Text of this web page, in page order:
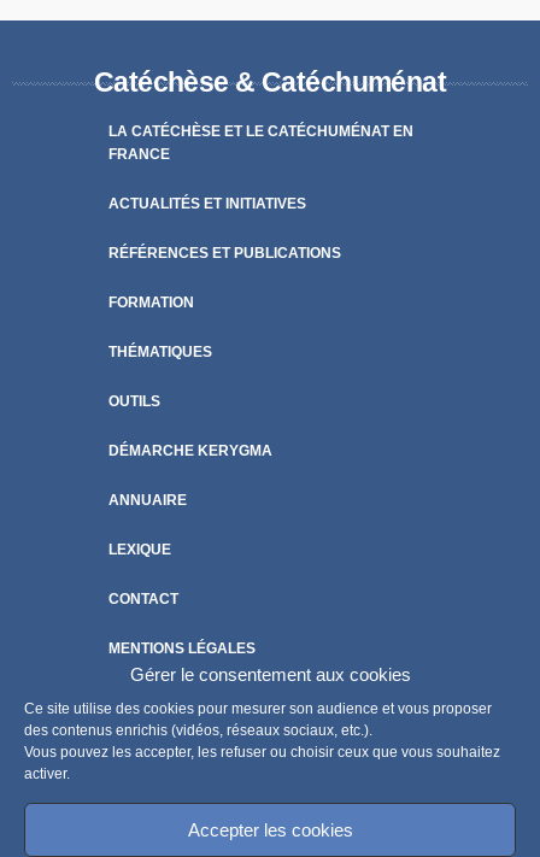
Gérer le consentement aux cookies
Ce site utilise des cookies pour mesurer son audience et vous proposer
des contenus enrichis (vidéos, réseaux sociaux, etc.).
Vous pouvez les accepter, les refuser ou choisir ceux que vous souhaitez
activer.
Accepter les cookies
Catéchèse & Catéchuménat
LA CATÉCHÈSE ET LE CATÉCHUMÉNAT EN
FRANCE
ACTUALITÉS ET INITIATIVES
RÉFÉRENCES ET PUBLICATIONS
FORMATION
THÉMATIQUES
OUTILS
DÉMARCHE KERYGMA
ANNUAIRE
LEXIQUE
CONTACT
MENTIONS LÉGALES